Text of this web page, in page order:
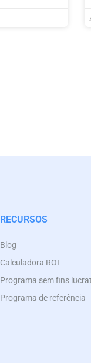
RECURSOS
Blog
Calculadora ROI
Programa sem fins
Programa de referência